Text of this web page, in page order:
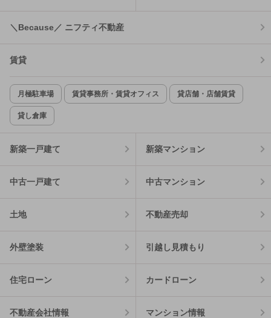
＼Because／ ニフティ不動産
賃貸
月極駐車場 賃貸事務所・賃貸オフィス 貸店舗・店舗賃貸
貸し倉庫
新築一戸建て 新築マンション
中古一戸建て 中古マンション
土地 不動産売却
外壁塗装 引越し見積もり
住宅ローン カードローン
不動産会社情報 マンション情報